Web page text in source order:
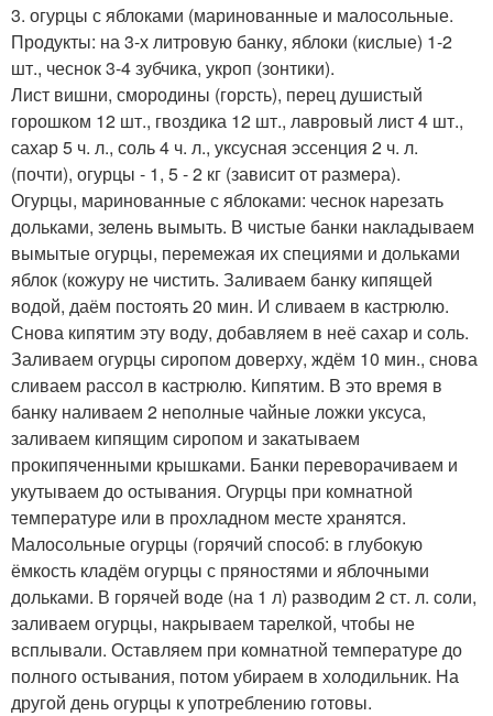
3. огурцы с яблоками (маринованные и малосольные.
Продукты: на 3-х литровую банку, яблоки (кислые) 1-2
шт., чеснок 3-4 зубчика, укроп (зонтики).
Лист вишни, смородины (горсть), перец душистый
горошком 12 шт., гвоздика 12 шт., лавровый лист 4 шт.,
сахар 5 ч. л., соль 4 ч. л., уксусная эссенция 2 ч. л.
(почти), огурцы - 1, 5 - 2 кг (зависит от размера).
Огурцы, маринованные с яблоками: чеснок нарезать
дольками, зелень вымыть. В чистые банки накладываем
вымытые огурцы, перемежая их специями и дольками
яблок (кожуру не чистить. Заливаем банку кипящей
водой, даём постоять 20 мин. И сливаем в кастрюлю.
Снова кипятим эту воду, добавляем в неё сахар и соль.
Заливаем огурцы сиропом доверху, ждём 10 мин., снова
сливаем рассол в кастрюлю. Кипятим. В это время в
банку наливаем 2 неполные чайные ложки уксуса,
заливаем кипящим сиропом и закатываем
прокипяченными крышками. Банки переворачиваем и
укутываем до остывания. Огурцы при комнатной
температуре или в прохладном месте хранятся.
Малосольные огурцы (горячий способ: в глубокую
ёмкость кладём огурцы с пряностями и яблочными
дольками. В горячей воде (на 1 л) разводим 2 ст. л. соли,
заливаем огурцы, накрываем тарелкой, чтобы не
всплывали. Оставляем при комнатной температуре до
полного остывания, потом убираем в холодильник. На
другой день огурцы к употреблению готовы.